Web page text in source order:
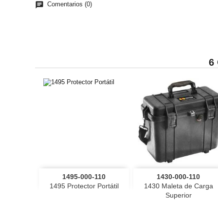
chat Comentarios (0)
6
1495-000-110
1495 Protector Portátil
Vista rápida
1430-000-110
1430 Maleta de Carga
Superior
Vista rápida